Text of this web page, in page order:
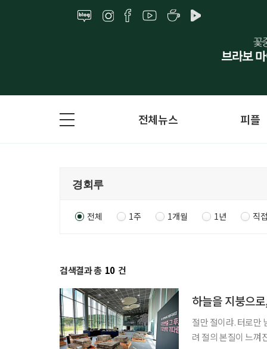
전체뉴스 피플
전체 1주 1개월 1년 직
검색결과 총 10 건
하늘을 지붕으
절만 절이랴. 터로만
려 절의 본질이 느껴